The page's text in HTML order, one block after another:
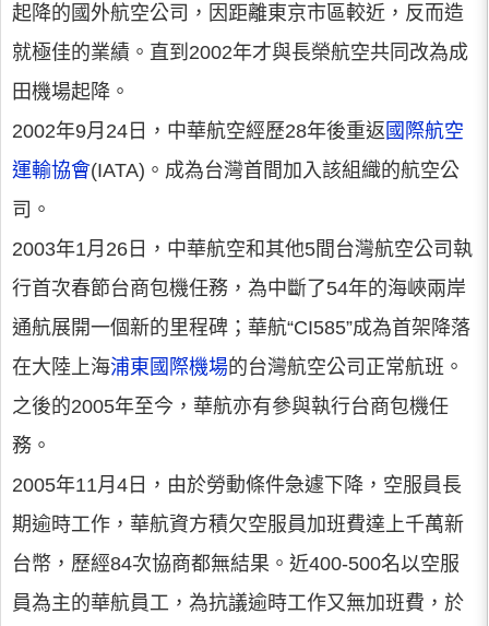
起降的國外航空公司，因距離東京市區較近，反而造
就極佳的業績。直到2002年才與長榮航空共同改為成
田機場起降。
2002年9月24日，中華航空經歷28年後重返 國際航空
運輸協會(IATA)。成為台灣首間加入該組織的航空公
司。
2003年1月26日，中華航空和其他5間台灣航空公司執
行首次春節台商包機任務，為中斷了54年的海峽兩岸
通航展開一個新的里程碑；華航“CI585”成為首架降落
在大陸上海浦東國際機場的台灣航空公司正常航班。
之後的2005年至今，華航亦有參與執行台商包機任
務。
2005年11月4日，由於勞動條件急遽下降，空服員長
期逾時工作，華航資方積欠空服員加班費達上千萬新
台幣，歷經84次協商都無結果。近400-500名以空服
員為主的華航員工，為抗議逾時工作又無加班費，於